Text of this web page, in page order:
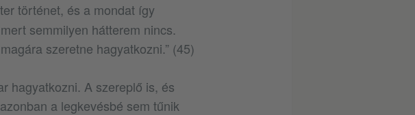
történet, és a mondat így
semmilyen hátterem nincs.
szeretne hagyatkozni.” (45)
hagyatkozni. A szereplő is, és
a legkevésbé sem tűnik